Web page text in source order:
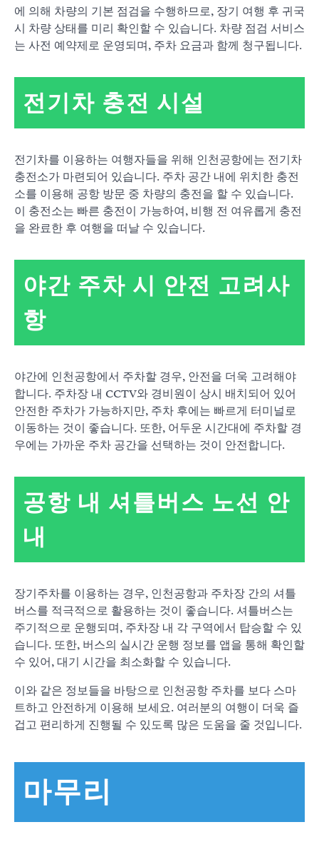
에 의해 차량의 기본 점검을 수행하므로, 장기 여행 후 귀국
시 차량 상태를 미리 확인할 수 있습니다. 차량 점검 서비스
는 사전 예약제로 운영되며, 주차 요금과 함께 청구됩니다.
전기차 충전 시설
전기차를 이용하는 여행자들을 위해 인천공항에는 전기차
충전소가 마련되어 있습니다. 주차 공간 내에 위치한 충전
소를 이용해 공항 방문 중 차량의 충전을 할 수 있습니다.
이 충전소는 빠른 충전이 가능하여, 비행 전 여유롭게 충전
을 완료한 후 여행을 떠날 수 있습니다.
야간 주차 시 안전 고려사
항
야간에 인천공항에서 주차할 경우, 안전을 더욱 고려해야
합니다. 주차장 내 CCTV와 경비원이 상시 배치되어 있어
안전한 주차가 가능하지만, 주차 후에는 빠르게 터미널로
이동하는 것이 좋습니다. 또한, 어두운 시간대에 주차할 경
우에는 가까운 주차 공간을 선택하는 것이 안전합니다.
공항 내 셔틀버스 노선 안
내
장기주차를 이용하는 경우, 인천공항과 주차장 간의 셔틀
버스를 적극적으로 활용하는 것이 좋습니다. 셔틀버스는
주기적으로 운행되며, 주차장 내 각 구역에서 탑승할 수 있
습니다. 또한, 버스의 실시간 운행 정보를 앱을 통해 확인할
수 있어, 대기 시간을 최소화할 수 있습니다.
이와 같은 정보들을 바탕으로 인천공항 주차를 보다 스마
트하고 안전하게 이용해 보세요. 여러분의 여행이 더욱 즐
겁고 편리하게 진행될 수 있도록 많은 도움을 줄 것입니다.
마무리